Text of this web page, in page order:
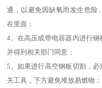
通，以避免因缺氧而发生危险
在里面；
4、在高压或带电容器内进行
并得到相关部门同意；
5、如果进行高空钢板切割，
关工具，下方避免堆放易燃物；